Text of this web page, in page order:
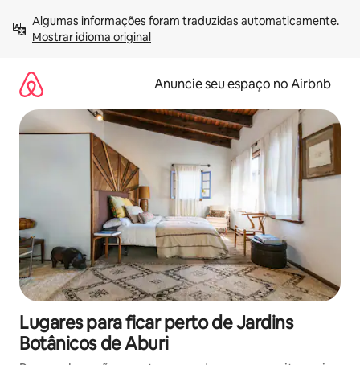
para
Mostrar idioma original
Anuncie seu espaço no Airbnb
Lugares para ficar perto de Jardins
Botânicos de Aburi